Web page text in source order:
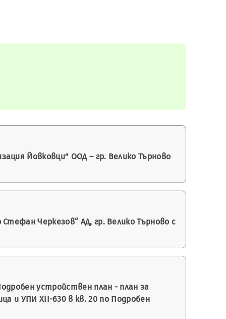
Йовковци” ООД – гр. Велико Търново
Черкезов“ АД, гр. Велико Търново с
устройствен план - план за
и УПИ ХII-630 в кв. 20 по Подробен